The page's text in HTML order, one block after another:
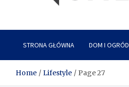
Stylman
STRONA GŁÓWNA DOM I OGRÓD
Home Lifestyle Page 27